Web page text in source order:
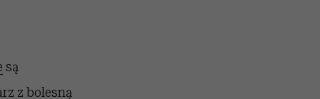
są
z bolesną